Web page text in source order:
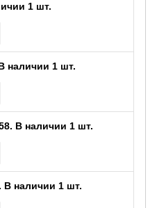
1 шт.
наличии 1 шт.
В наличии 1 шт.
В наличии 1 шт.